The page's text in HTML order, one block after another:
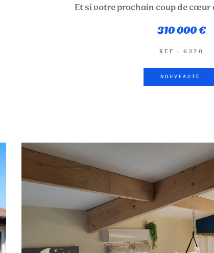
Et si votre prochain coup de
310 000 €
REF : 6270
NOUVEAUTÉ